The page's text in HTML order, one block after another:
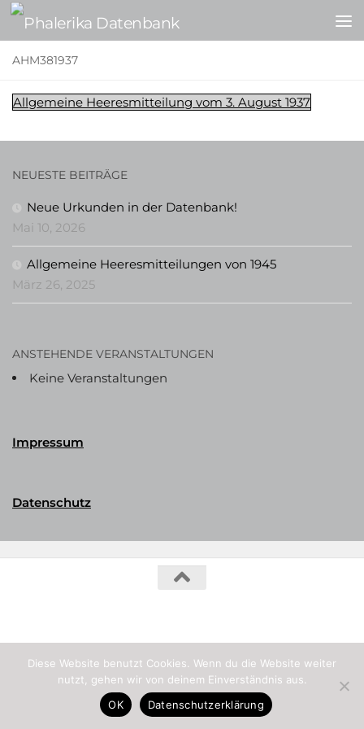
Zum Inhalt springen
AHM381937
Allgemeine Heeresmitteilung vom 3. August 1937
NEUESTE BEITRÄGE
Neue Urkunden in der Datenbank!
Mai 10, 2026
Allgemeine Heeresmitteilungen von 1945
März 26, 2025
ANSTEHENDE VERANSTALTUNGEN
Keine Veranstaltungen
Impressum
Datenschutz
Diese Website benutzt Cookies. Wenn du die Website weiter
nutzt, gehen wir von deinem Einverständnis aus.
OK
Datenschutzerklärung